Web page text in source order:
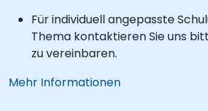
Für individuell angepasste
Thema kontaktieren Sie uns
zu vereinbaren.
Mehr Informationen